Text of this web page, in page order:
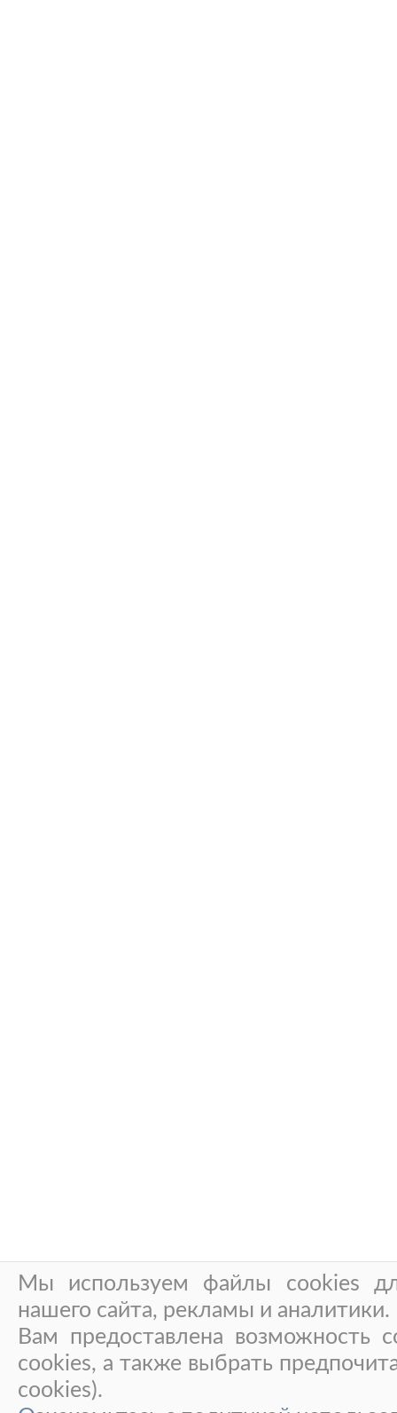
Мы используем файлы cookies
нашего сайта, рекламы и аналитики.
Вам предоставлена возможность
cookies, а также выбрать
cookies).